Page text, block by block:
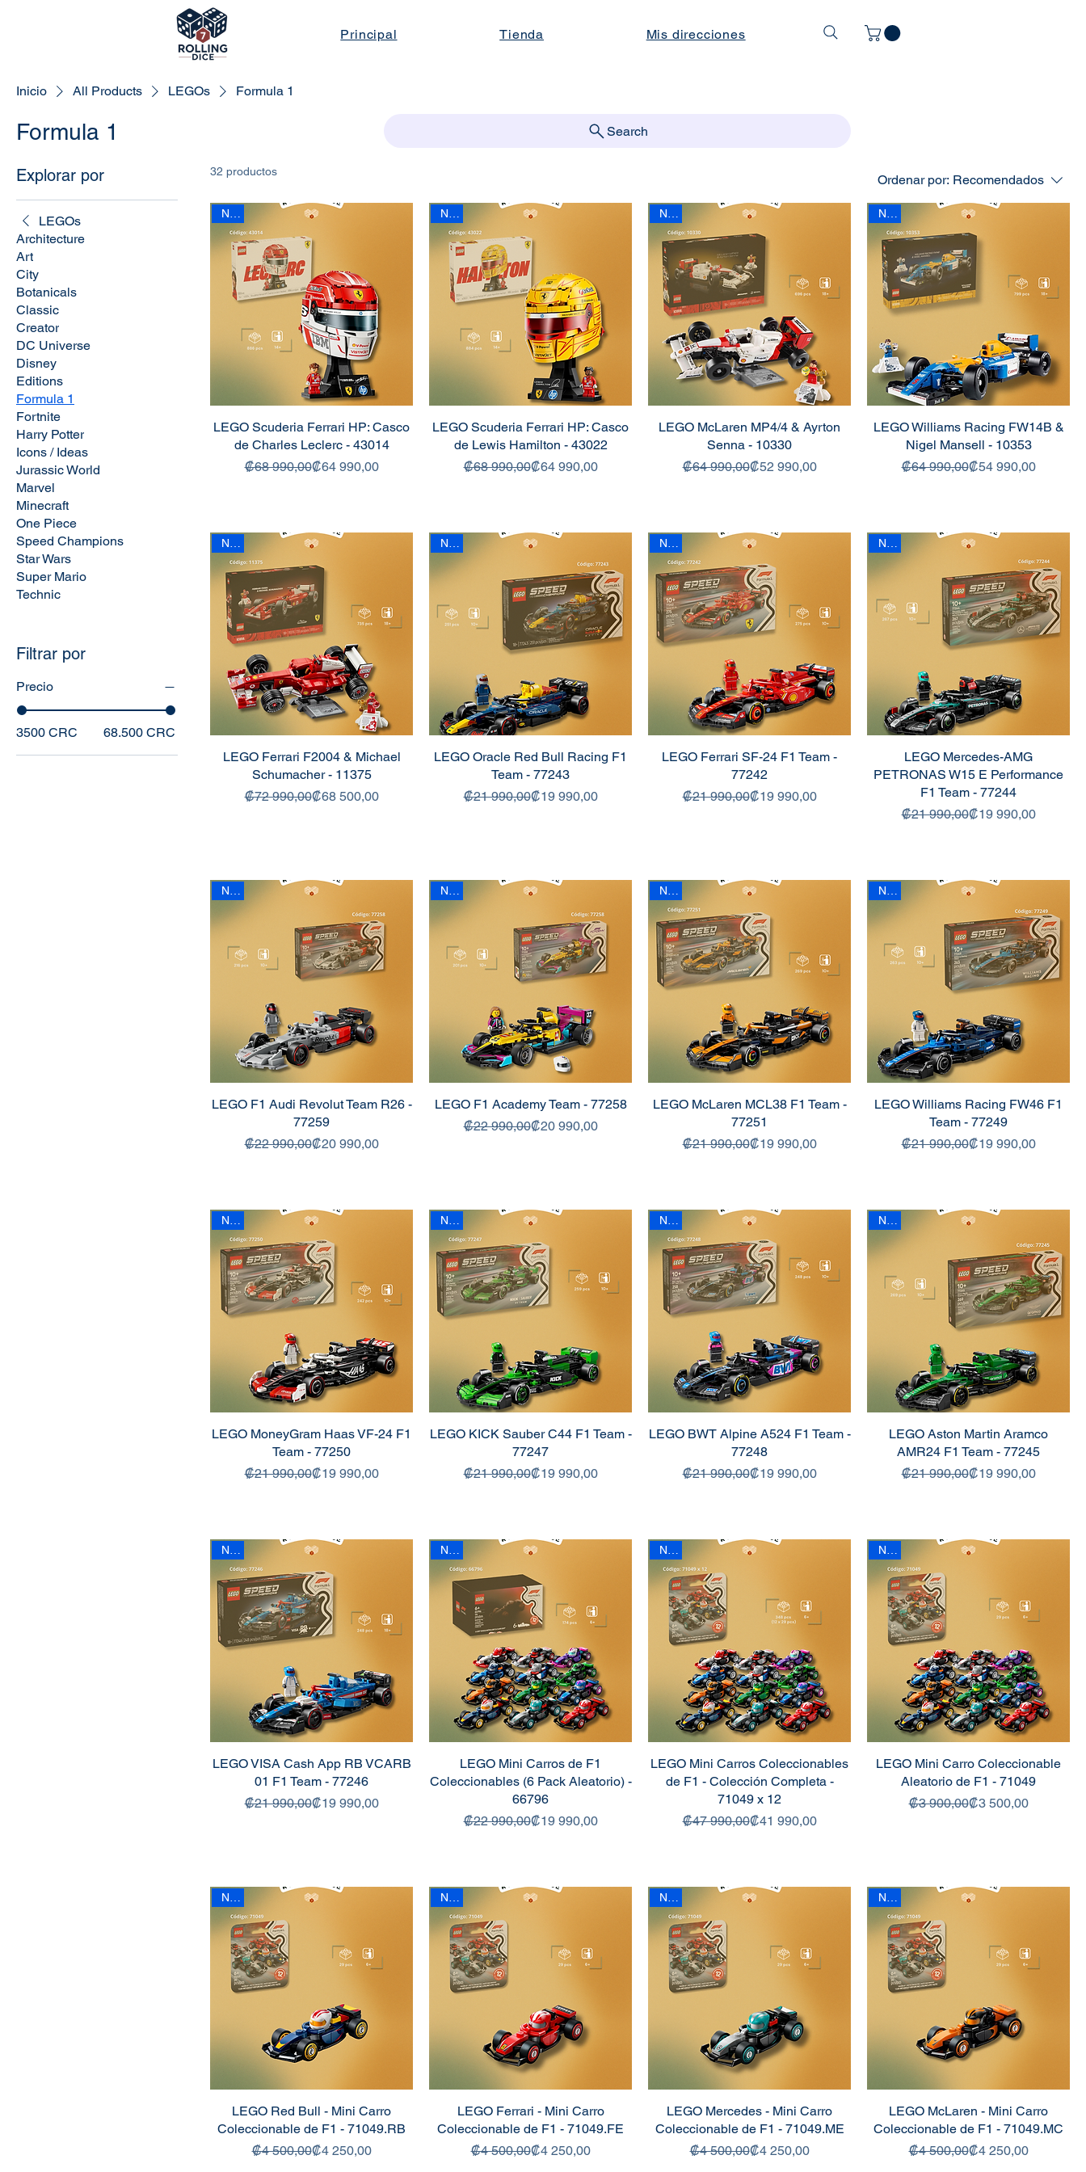
Principal Tienda Mis direcciones
Inicio All Products LEGOs Formula 1
Formula 1
Explorar por
LEGOs
Architecture
Art
City
Botanicals
Classic
Creator
DC Universe
Disney
Editions
Formula 1
Fortnite
Harry Potter
Icons / Ideas
Jurassic World
Marvel
Minecraft
One Piece
Speed Champions
Star Wars
Super Mario
Technic
Filtrar por
Precio
3500 CRC 68.500 CRC
32 productos
Ordenar por: Recomendados
LEGO Scuderia Ferrari HP: Casco
de Charles Leclerc - 43014
Precio
₡68 990,00Precio de oferta
₡64 990,00
LEGO Scuderia Ferrari HP: Casco
de Lewis Hamilton - 43022
Precio
₡68 990,00Precio de oferta
₡64 990,00
LEGO McLaren MP4/4 & Ayrton
Senna - 10330
Precio
₡64 990,00Precio de oferta
₡52 990,00
LEGO Williams Racing FW14B &
Nigel Mansell - 10353
Precio
₡64 990,00Precio de oferta
₡54 990,00
LEGO Ferrari F2004 & Michael
Schumacher - 11375
Precio
₡72 990,00Precio de oferta
₡68 500,00
LEGO Oracle Red Bull Racing F1
Team - 77243
Precio
₡21 990,00Precio de oferta
₡19 990,00
LEGO Ferrari SF-24 F1 Team -
77242
Precio
₡21 990,00Precio de oferta
₡19 990,00
LEGO Mercedes-AMG
PETRONAS W15 E Performance
F1 Team - 77244
Precio
₡21 990,00Precio de oferta
₡19 990,00
LEGO F1 Audi Revolut Team R26 -
77259
Precio
₡22 990,00Precio de oferta
₡20 990,00
LEGO F1 Academy Team - 77258
Precio
₡22 990,00Precio de oferta
₡20 990,00
LEGO McLaren MCL38 F1 Team -
77251
Precio
₡21 990,00Precio de oferta
₡19 990,00
LEGO Williams Racing FW46 F1
Team - 77249
Precio
₡21 990,00Precio de oferta
₡19 990,00
LEGO MoneyGram Haas VF-24 F1
Team - 77250
Precio
₡21 990,00Precio de oferta
₡19 990,00
LEGO KICK Sauber C44 F1 Team -
77247
Precio
₡21 990,00Precio de oferta
₡19 990,00
LEGO BWT Alpine A524 F1 Team -
77248
Precio
₡21 990,00Precio de oferta
₡19 990,00
LEGO Aston Martin Aramco
AMR24 F1 Team - 77245
Precio
₡21 990,00Precio de oferta
₡19 990,00
LEGO VISA Cash App RB VCARB
01 F1 Team - 77246
Precio
₡21 990,00Precio de oferta
₡19 990,00
LEGO Mini Carros de F1
Coleccionables (6 Pack Aleatorio) -
66796
Precio
₡22 990,00Precio de oferta
₡19 990,00
LEGO Mini Carros Coleccionables
de F1 - Colección Completa -
71049 x 12
Precio
₡47 990,00Precio de oferta
₡41 990,00
LEGO Mini Carro Coleccionable
Aleatorio de F1 - 71049
Precio
₡3 900,00Precio de oferta
₡3 500,00
LEGO Red Bull - Mini Carro
Coleccionable de F1 - 71049.RB
Precio
₡4 500,00Precio de oferta
₡4 250,00
LEGO Ferrari - Mini Carro
Coleccionable de F1 - 71049.FE
Precio
₡4 500,00Precio de oferta
₡4 250,00
LEGO Mercedes - Mini Carro
Coleccionable de F1 - 71049.ME
Precio
₡4 500,00Precio de oferta
₡4 250,00
LEGO McLaren - Mini Carro
Coleccionable de F1 - 71049.MC
Precio
₡4 500,00Precio de oferta
₡4 250,00
Search